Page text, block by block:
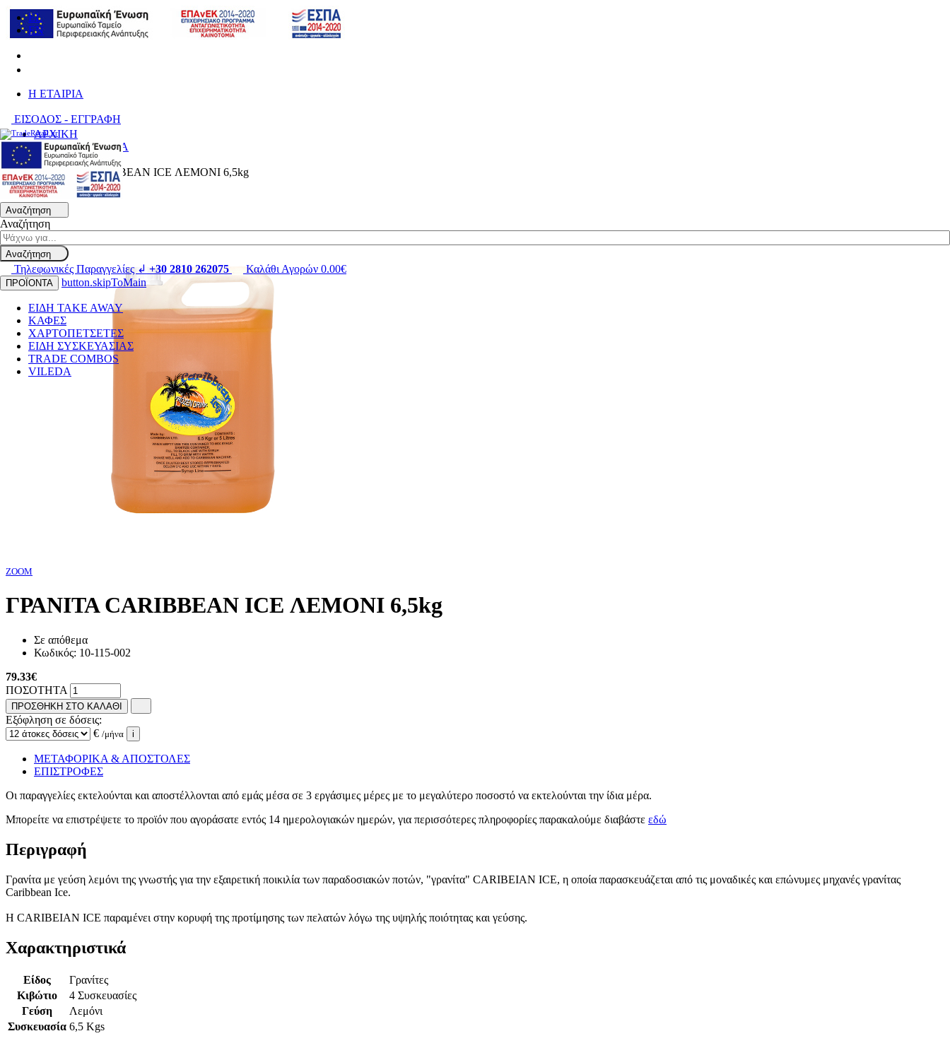
EL
EN
H ΕΤΑΙΡΙΑ
ΕΙΣΟΔΟΣ - ΕΓΓΡΑΦΗ
Αναζήτηση
Αναζήτηση
Αναζήτηση
Τηλεφωνικές Παραγγελίες ↲ +30 2810 262075 Καλάθι Αγορών 0.00€
ΠΡΟΪΟΝΤΑ button.skipToMain
ΕΙΔΗ TAKE AWAY
ΚΑΦΕΣ
ΧΑΡΤΟΠΕΤΣΕΤΕΣ
ΕΙΔΗ ΣΥΣΚΕΥΑΣΙΑΣ
TRADE COMBOS
VILEDA
ΑΡΧΙΚΗ
ΚΑΦΕΣ- ΡΟΦΗΜΑ
Γρανίτες
ΓΡΑΝΙΤΑ CARIBBEAN ICE ΛΕΜΟΝΙ 6,5kg
ZOOM
ΓΡΑΝΙΤΑ CARIBBEAN ICE ΛΕΜΟΝΙ 6,5kg
Σε απόθεμα
Κωδικός: 10-115-002
79.33€
ΠΟΣΟΤΗΤΑ
ΠΡΟΣΘΗΚΗ ΣΤΟ ΚΑΛΑΘΙ
Εξόφληση σε δόσεις:
€ /μήνα i
ΜΕΤΑΦΟΡΙΚΑ & ΑΠΟΣΤΟΛΕΣ
ΕΠΙΣΤΡΟΦΕΣ
Οι παραγγελίες εκτελούνται και αποστέλλονται από εμάς μέσα σε 3 εργάσιμες μέρες με το μεγαλύτερο ποσοστό να εκτελούνται την ίδια μέρα.
Μπορείτε να επιστρέψετε το προϊόν που αγοράσατε εντός 14 ημερολογιακών ημερών, για περισσότερες πληροφορίες παρακαλούμε διαβάστε εδώ
Περιγραφή
Γρανίτα με γεύση λεμόνι της γνωστής για την εξαιρετική ποικιλία των παραδοσιακών ποτών, "γρανίτα" CARIBEIAN ICE, η οποία παρασκευάζεται από τις μοναδικές και επώνυμες μηχανές γρανίτας
Caribbean Ice.
Η CARIBEIAN ICE παραμένει στην κορυφή της προτίμησης των πελατών λόγω της υψηλής ποιότητας και γεύσης.
Χαρακτηριστικά
Είδος
Γρανίτες
Κιβώτιο
4 Συσκευασίες
Γεύση
Λεμόνι
Συσκευασία 6,5 Kgs